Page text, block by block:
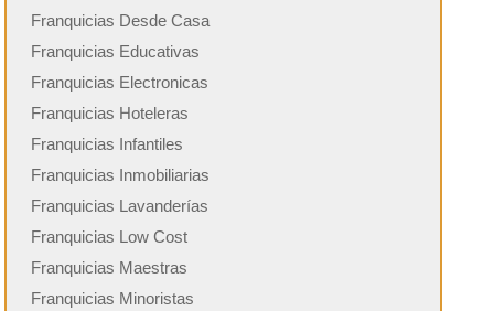
Franquicias Desde Casa
Franquicias Educativas
Franquicias Electronicas
Franquicias Hoteleras
Franquicias Infantiles
Franquicias Inmobiliarias
Franquicias Lavanderías
Franquicias Low Cost
Franquicias Maestras
Franquicias Minoristas